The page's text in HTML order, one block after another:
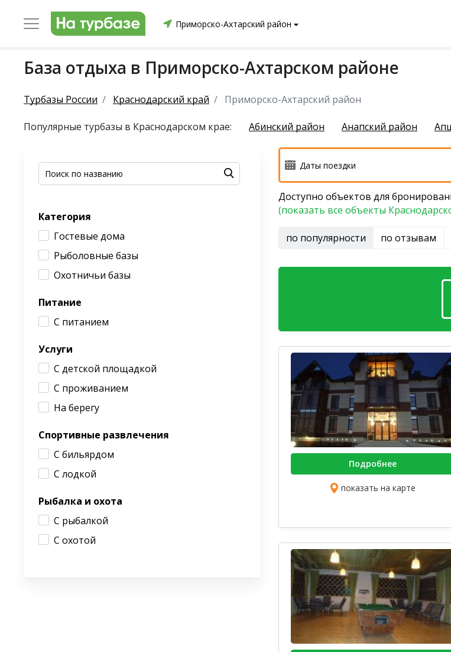
Приморско-Ахтарский район
База отдыха в Приморско-Ахтарском районе
Турбазы России Краснодарский край Приморско-Ахтарский район
Популярные турбазы в Краснодарском крае: Абинский район Анапский район
Категория
Гостевые дома
Рыболовные базы
Охотничьи базы
Питание
С питанием
Услуги
С детской площадкой
С проживанием
На берегу
Спортивные развлечения
С бильярдом
С лодкой
Рыбалка и охота
С рыбалкой
С охотой
Доступно объектов для
(показать все объекты
по популярности по отзывам
Подробнее
показать на карте
Онежский район
Приморский район